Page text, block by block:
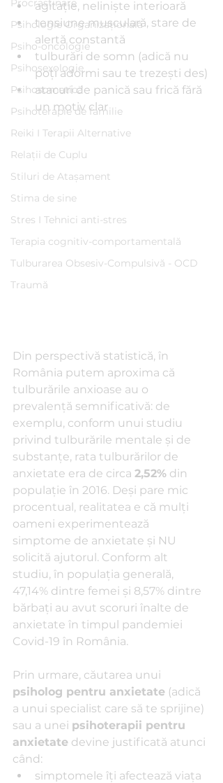
Procrastinare
Psihologie Organizațională
Psiho-oncologie
Psihosexologie
Psihosomatică
Psihoterapie de familie
Reiki I Terapii Alternative
Relații de Cuplu
Stiluri de Atașament
Stima de sine
Stres I Tehnici anti-stres
Terapia cognitiv-comportamentală
Tulburarea Obsesiv-Compulsivă - OCD
Traumă
agitaţie, nelinişte interioară
tensiune musculară, stare de
alertă constantă
tulburări de somn (adică nu
poţi adormi sau te trezeşti des)
atacuri de panică sau frică fără
un motiv clar
Din perspectivă statistică, în
România putem aproxima că
tulburările anxioase au o
prevalență semnificativă: de
exemplu, conform unui studiu
privind tulburările mentale şi de
substanţe, rata tulburărilor de
anxietate era de circa 2,52% din
populaţie în 2016. Deşi pare mic
procentual, realitatea e că mulți
oameni experimentează
simptome de anxietate şi NU
solicită ajutorul. Conform alt
studiu, în populaţia generală,
47,14% dintre femei şi 8,57% dintre
bărbaţi au avut scoruri înalte de
anxietate în timpul pandemiei
Covid-19 în România.
Prin urmare, căutarea unui
psiholog pentru anxietate (adică
a unui specialist care să te sprijine)
sau a unei psihoterapii pentru
anxietate devine justificată atunci
când:
simptomele îţi afectează viaţa